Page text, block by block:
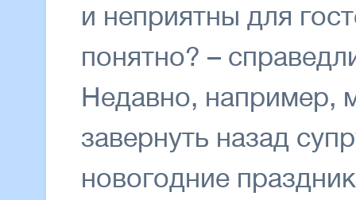
и неприятны для
понятно? –
Недавно,
завернуть назад
новогодние